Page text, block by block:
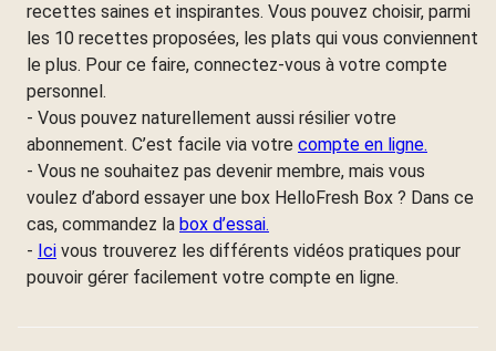
recettes saines et inspirantes. Vous pouvez choisir, parmi
les 10 recettes proposées, les plats qui vous conviennent
le plus. Pour ce faire, connectez-vous à votre compte
personnel.
- Vous pouvez naturellement aussi résilier votre
abonnement. C’est facile via votre compte en ligne.
- Vous ne souhaitez pas devenir membre, mais vous
voulez d’abord essayer une box HelloFresh Box ? Dans ce
cas, commandez la box d’essai.
- Ici vous trouverez les différents vidéos pratiques pour
pouvoir gérer facilement votre compte en ligne.